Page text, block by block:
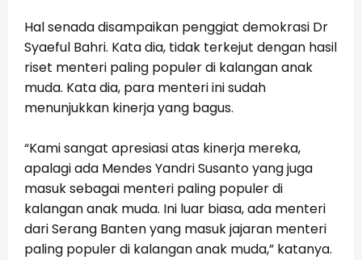
Hal senada disampaikan penggiat demokrasi Dr
Syaeful Bahri. Kata dia, tidak terkejut dengan hasil
riset menteri paling populer di kalangan anak
muda. Kata dia, para menteri ini sudah
menunjukkan kinerja yang bagus.
“Kami sangat apresiasi atas kinerja mereka,
apalagi ada Mendes Yandri Susanto yang juga
masuk sebagai menteri paling populer di
kalangan anak muda. Ini luar biasa, ada menteri
dari Serang Banten yang masuk jajaran menteri
paling populer di kalangan anak muda,” katanya.